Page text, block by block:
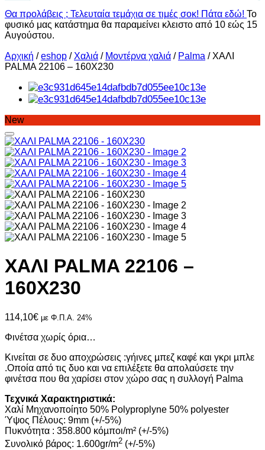
Θα προλάβεις ; Τελευταία τεμάχια σε τιμές σοκ! Πάτα εδώ! Το
φυσικό μας κατάστημα θα παραμείνει κλειστο από 10 εώς 15
Αυγούστου.
Αρχική /eshop / Χαλιά / Μοντέρνα χαλιά / Palma / ΧΑΛΙ
PALMA 22106 – 160X230
New
ΧΑΛΙ PALMA 22106 –
160X230
114,10€ με Φ.Π.Α. 24%
Φινέτσα χωρίς όρια…
Κινείται σε δυο αποχρώσεις :γήινες µπεζ καφέ και γκρι µπλε
.Οποία από τις δυο και να επιλέξετε θα απολαύσετε την
φινέτσα που θα χαρίσει στον χώρο σας η συλλογή Palma
Τεχνικά Χαρακτηριστικά:
Χαλί Μηχανοποίητο 50% Polyproplyne 50% polyester
Ύψος Πέλους: 9mm (+/-5%)
Πυκνότητα : 358.800 κόµποι/m² (+/-5%)
Συνολικό βάρος: 1.600gr/m2 (+/-5%)